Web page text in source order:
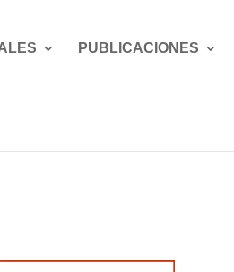
PUBLICACIONES